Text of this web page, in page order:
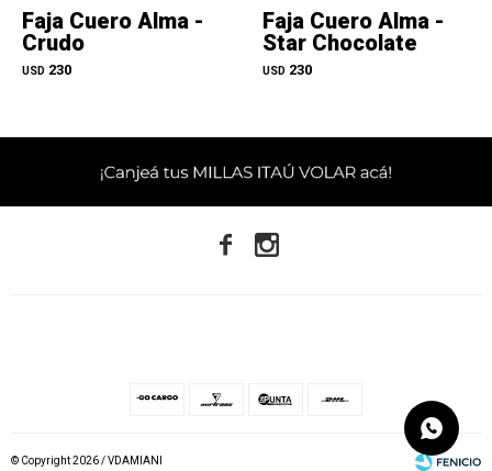
Faja Cuero Alma -
Crudo
USD 230
Faja Cuero Alma -
Star Chocolate
USD 230
 
© Copyright 2026 / VDAMIANI